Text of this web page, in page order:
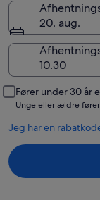
20. aug.
Fører under 30 år
Unge eller ældre
Jeg har en